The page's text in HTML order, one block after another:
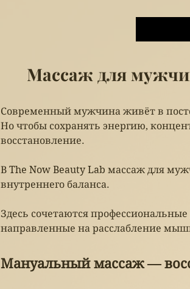
Массаж для
Современный мужчина живёт в
Но чтобы сохранять энергию,
восстановление.
В The Now Beauty Lab массаж для
внутреннего баланса.
Здесь сочетаются
направленные на расслабление
Мануальный массаж —